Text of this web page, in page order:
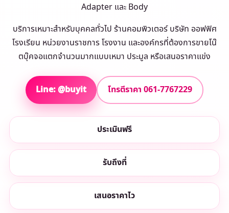
Adapter และ Body
บริการเหมาะสำหรับบุคคลทั่วไป ร้านคอมพิวเตอร์ บริษัท ออฟฟิศ
โรงเรียน หน่วยงานราชการ โรงงาน และองค์กรที่ต้องการขายโน๊
ตบุ๊คจอแตกจำนวนมากแบบเหมา ประมูล หรือเสนอราคาแข่ง
Line: @buyit โทรตีราคา 061-7767229
ประเมินฟรี
รับถึงที่
เสนอราคาไว